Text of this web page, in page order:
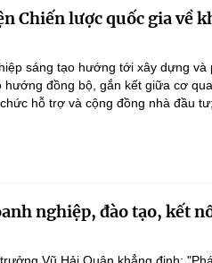
Chiến lược quốc gia về
sáng tạo hướng tới xây dựng và
đồng bộ, gắn kết giữa cơ
hỗ trợ và cộng đồng nhà đầu
nghiệp, đào tạo, kết